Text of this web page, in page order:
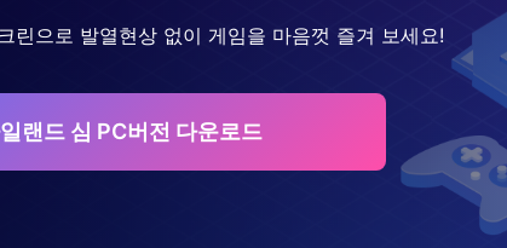
린으로 발열현상 없이 게임을 마음껏 즐겨 보세요!
랜드 심 PC버전 다운로드